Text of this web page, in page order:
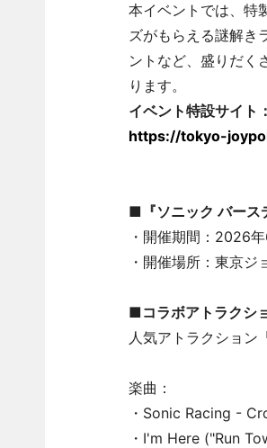
本イベントでは、特
ズがもらえる謎解き
ントなど、盛りだく
ります。
イベント特設サイト：
https://tokyo-
■『ソニック バース
・開催期間：2026
・開催場所：東京ジ
■コラボアトラクシ
人気アトラクション
楽曲：
・Sonic Racing -
・I'm Here ("Run